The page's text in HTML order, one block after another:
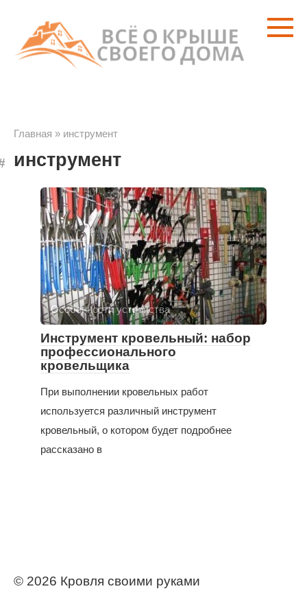
контенту
Главная » инструмент
инструмент
Особенности устройства
Инструмент кровельный: набор
профессионального
кровельщика
При выполнении кровельных работ
используется различный инструмент
кровельный, о котором будет подробнее
рассказано в
© 2026 Кровля своими руками